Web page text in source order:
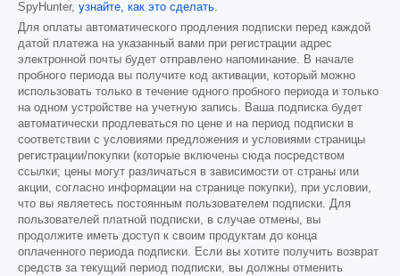
SpyHunter, узнайте, как это сделать.
Для оплаты автоматического продления подписки перед каждой
датой платежа на указанный вами при регистрации адрес
электронной почты будет отправлено напоминание. В начале
пробного периода вы получите код активации, который можно
использовать только в течение одного пробного периода и только
на одном устройстве на учетную запись. Ваша подписка будет
автоматически продлеваться по цене и на период подписки в
соответствии с условиями предложения и условиями страницы
регистрации/покупки (которые включены сюда посредством
ссылки; цены могут различаться в зависимости от страны или
акции, согласно информации на странице покупки), при условии,
что вы являетесь постоянным пользователем подписки. Для
пользователей платной подписки, в случае отмены, вы
продолжите иметь доступ к своим продуктам до конца
оплаченного периода подписки. Если вы хотите получить возврат
средств за текущий период подписки, вы должны отменить